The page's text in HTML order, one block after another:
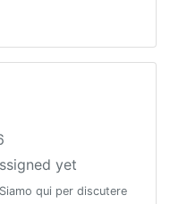
Esplora:
yet
qui per discutere